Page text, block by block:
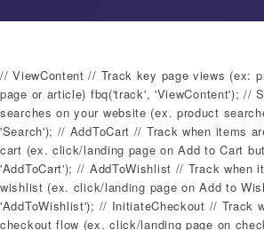
// ViewContent // Track key page views (ex:
page or article) fbq('track', 'ViewContent'); //
searches on your website (ex. product
'Search'); // AddToCart // Track when items
cart (ex. click/landing page on Add to Cart
'AddToCart'); // AddToWishlist // Track when
wishlist (ex. click/landing page on Add to
'AddToWishlist'); // InitiateCheckout // Track
checkout flow (ex. click/landing page on